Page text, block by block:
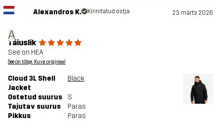
A
Alexandros K. Kinnitatud ostja 23. märts 2026
Täiuslik
See on HEA
See on tõlge. Kuva originaal
Cloud 3L Shell
Jacket
Black
Ostetud suurus
S
Tajutav suurus
Paras
Pikkus
Paras